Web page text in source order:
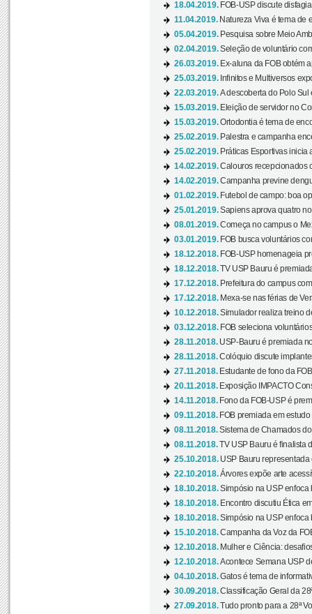
18.04.2019. FOB-USP discute
11.04.2019. Natureza Viva é tema de
05.04.2019. Pesquisa sobre Meio
02.04.2019.Seleção de voluntário
26.03.2019. Ex-aluna da FOB obtém
25.03.2019. Infinitos e Multiversos
22.03.2019.A descoberta do Polo Sul
15.03.2019. Eleição de servidor no
15.03.2019.Ortodontia é tema de
25.02.2019. Palestra e campanha
25.02.2019. Práticas Esportivas inicia
14.02.2019.Calouros recepcionados
14.02.2019.Campanha previne
01.02.2019. Futebol de campo: boa
25.01.2019.Sapiens aprova quatro
08.01.2019.Começa no campus o
03.01.2019. FOB busca voluntários
18.12.2018. FOB-USP homenageia
18.12.2018.TV USP Bauru é
17.12.2018. Prefeitura do campus
17.12.2018. Mexa-se nas férias de
10.12.2018.Simulador realiza treino
03.12.2018. FOB seleciona
28.11.2018. USP-Bauru é premiada
28.11.2018.Colóquio discute
27.11.2018. Estudante de fono da
20.11.2018. Exposição IMPACTO
14.11.2018. Fono da FOB-USP é
09.11.2018. FOB premiada em estudo
08.11.2018.Sistema de Chamados
08.11.2018.TV USP Bauru é finalista
25.10.2018. USP Bauru representada
22.10.2018.Árvores expõe arte
18.10.2018.Simpósio na USP enfoca
18.10.2018. Encontro discutiu Ética
18.10.2018.Simpósio na USP enfoca
15.10.2018.Campanha da Voz da
12.10.2018. Mulher e Ciência:
12.10.2018.Acontece Semana USP
04.10.2018.Gatos é tema de
30.09.2018.Classificação Geral da
27.09.2018.Tudo pronto para a 28ª